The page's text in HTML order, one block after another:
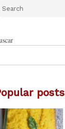
posts